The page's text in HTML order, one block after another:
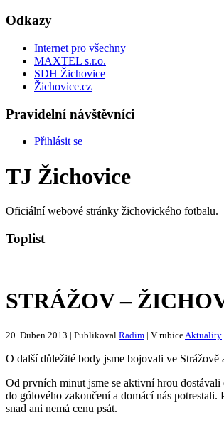
Odkazy
Internet pro všechny
MAXTEL s.r.o.
SDH Žichovice
Žichovice.cz
Pravidelní návštěvníci
Přihlásit se
TJ Žichovice
Oficiální webové stránky žichovického fotbalu.
Toplist
STRÁŽOV –
20. Duben 2013 | Publikoval Radim | V rubice Aktuality
O další důležité body jsme bojovali ve
Od prvních minut jsme se aktivní hrou
do gólového zakončení a domácí nás
snad ani nemá cenu psát.